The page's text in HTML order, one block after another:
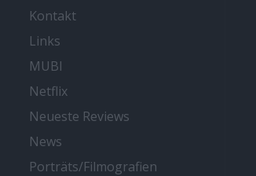
Kontakt
Links
MUBI
Netflix
Neueste Reviews
News
Porträts/Filmografien